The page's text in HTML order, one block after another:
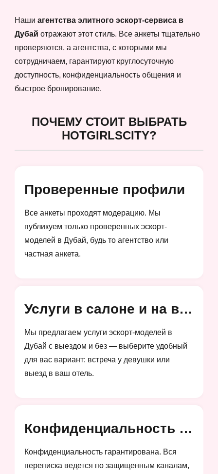
Наши агентства элитного эскорт-сервиса в
Дубай отражают этот стиль. Все анкеты тщательно
проверяются, а агентства, с которыми мы
сотрудничаем, гарантируют круглосуточную
доступность, конфиденциальность общения и
быстрое бронирование.
ПОЧЕМУ СТОИТ ВЫБРАТЬ
HOTGIRLSCITY?
Проверенные профили
Все анкеты проходят модерацию. Мы
публикуем только проверенных эскорт-
моделей в Дубай, будь то агентство или
частная анкета.
Услуги в салоне и на выезд
Мы предлагаем услуги эскорт-моделей в
Дубай с выездом и без — выберите удобный
для вас вариант: встреча у девушки или
выезд в ваш отель.
Конфиденциальность и анонимность
Конфиденциальность гарантирована. Вся
переписка ведется по защищенным каналам,